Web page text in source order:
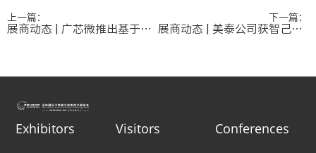
上一篇：
展商动态 | 广芯微推出基于Cortex®-M4F核的高性能MCU UM324xF芯片
下一篇：
展商动态 | 美泰公司获智己汽车优秀供应商奖
Exhibitors Visitors Conferences